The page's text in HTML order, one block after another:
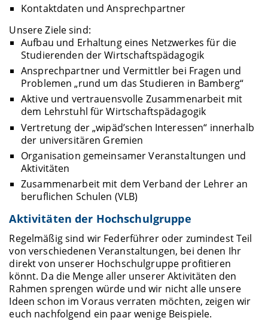
Kontaktdaten und Ansprechpartner
Unsere Ziele sind:
Aufbau und Erhaltung eines Netzwerkes für die
Studierenden der Wirtschaftspädagogik
Ansprechpartner und Vermittler bei Fragen und
Problemen „rund um das Studieren in Bamberg“
Aktive und vertrauensvolle Zusammenarbeit mit
dem Lehrstuhl für Wirtschaftspädagogik
Vertretung der „wipäd’schen Interessen“ innerhalb
der universitären Gremien
Organisation gemeinsamer Veranstaltungen und
Aktivitäten
Zusammenarbeit mit dem Verband der Lehrer an
beruflichen Schulen (VLB)
Aktivitäten der Hochschulgruppe
Regelmäßig sind wir Federführer oder zumindest Teil
von verschiedenen Veranstaltungen, bei denen Ihr
direkt von unserer Hochschulgruppe profitieren
könnt. Da die Menge aller unserer Aktivitäten den
Rahmen sprengen würde und wir nicht alle unsere
Ideen schon im Voraus verraten möchten, zeigen wir
euch nachfolgend ein paar wenige Beispiele.